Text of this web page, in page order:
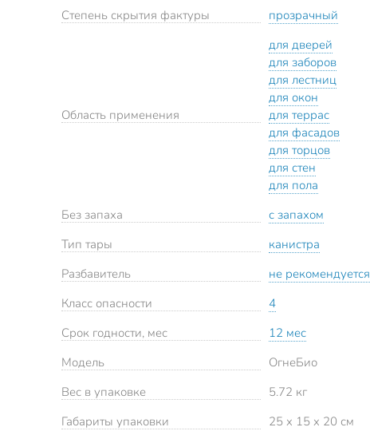
Степень скрытия фактуры
прозрачный
Область применения
для дверей
для заборов
для лестниц
для окон
для террас
для фасадов
для торцов
для стен
для пола
Без запаха
с запахом
Тип тары
канистра
Разбавитель
не рекомендуется
Класс опасности
4
Срок годности, мес
12 мес
Модель
ОгнеБио
Вес в упаковке
5.72 кг
Габариты упаковки
25 x 15 x 20 см